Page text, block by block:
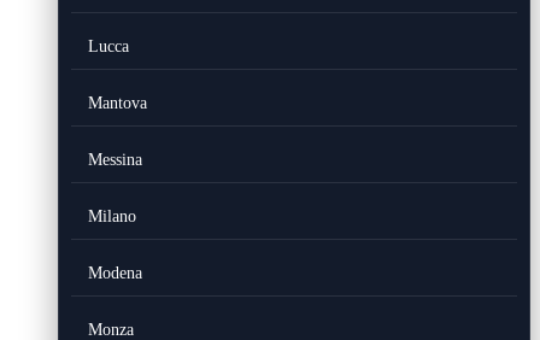
Lucca
Mantova
Messina
Milano
Modena
Monza